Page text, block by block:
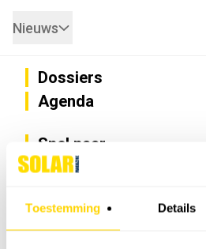
Toestemming Details
Nieuws
Dossiers
Agenda
Snel naar
Privacy
Nieuwsbrief